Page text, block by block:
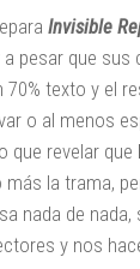
Invisible
a pesar que sus
texto y el
o al menos
que revelar que
más la trama,
nada de
y nos